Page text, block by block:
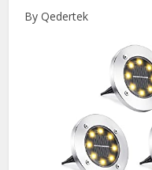
By Qedertek